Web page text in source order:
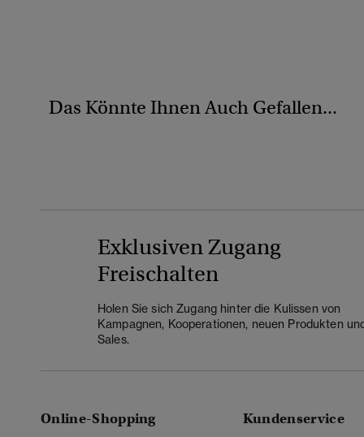
Das Könnte Ihnen Auch Gefallen...
Exklusiven Zugang
Freischalten
Holen Sie sich Zugang hinter die Kulissen von
Kampagnen, Kooperationen, neuen Produkten
Sales.
Online-Shopping Kundenservice